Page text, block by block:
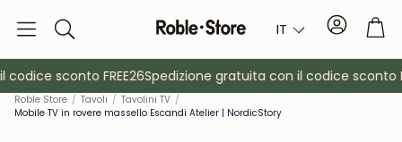
Ricerca IT Conto
sconto FREE26Spedizione gratuita con il codice sconto
Roble Store / Tavoli / Tavolini TV /
Mobile TV in rovere massello Escandi Atelier | NordicStory